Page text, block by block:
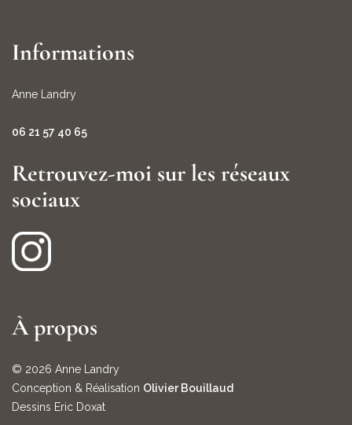
Informations
Anne Landry
06 21 57 40 65
Retrouvez-moi sur les réseaux
sociaux
À propos
© 2026 Anne Landry
Conception & Réalisation Olivier Bouillaud
Dessins Eric Doxat